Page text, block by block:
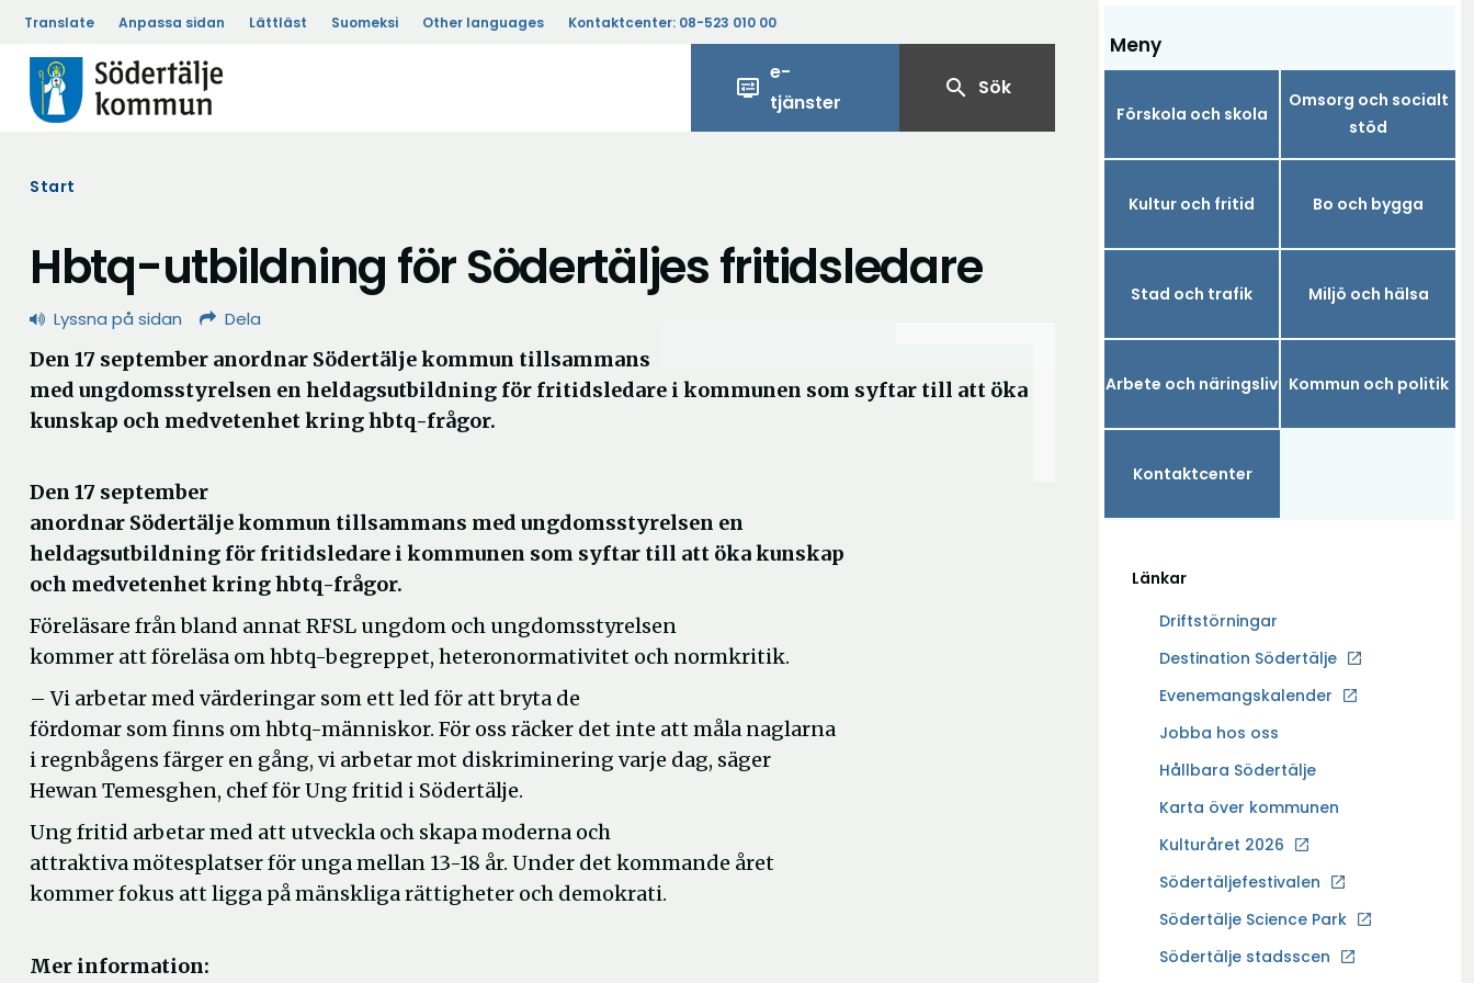
Translate Anpassa sidan Lättläst Suomeksi Other languages Kontaktcenter: 08-523 010 00
display_settings
e-
tjänster
search Sök
Meny
Förskola och skola
Omsorg och socialt
stöd
Kultur och fritid Bo och bygga
Stad och trafik Miljö och hälsa
Arbete och näringsliv Kommun och politik
Kontaktcenter
Länkar
Driftstörningar
Destination Södertälje
Ö
p
n
a
y
t
f
ö
Evenemangskalender
Jobba hos oss
Ö
p
n
a
y
t
Hållbara Södertälje
Karta över kommunen
Kulturåret 2026
Södertäljefestivalen
Södertälje Science Park
Ö
p
Södertälje stadsscen
Start
Hbtq-utbildning för Södertäljes fritidsledare
Lyssna på sidan Dela
Den 17 september anordnar Södertälje kommun tillsammans
med ungdomsstyrelsen en heldagsutbildning för fritidsledare i kommunen som syftar till att öka
kunskap och medvetenhet kring hbtq-frågor.
Den 17 september
anordnar Södertälje kommun tillsammans med ungdomsstyrelsen en
heldagsutbildning för fritidsledare i kommunen som syftar till att öka kunskap
och medvetenhet kring hbtq-frågor.
Föreläsare från bland annat RFSL ungdom och ungdomsstyrelsen
kommer att föreläsa om hbtq-begreppet, heteronormativitet och normkritik.
– Vi arbetar med värderingar som ett led för att bryta de
fördomar som finns om hbtq-människor. För oss räcker det inte att måla naglarna
i regnbågens färger en gång, vi arbetar mot diskriminering varje dag, säger
Hewan Temesghen, chef för Ung fritid i Södertälje.
Ung fritid arbetar med att utveckla och skapa moderna och
attraktiva mötesplatser för unga mellan 13-18 år. Under det kommande året
kommer fokus att ligga på mänskliga rättigheter och demokrati.
Mer information: